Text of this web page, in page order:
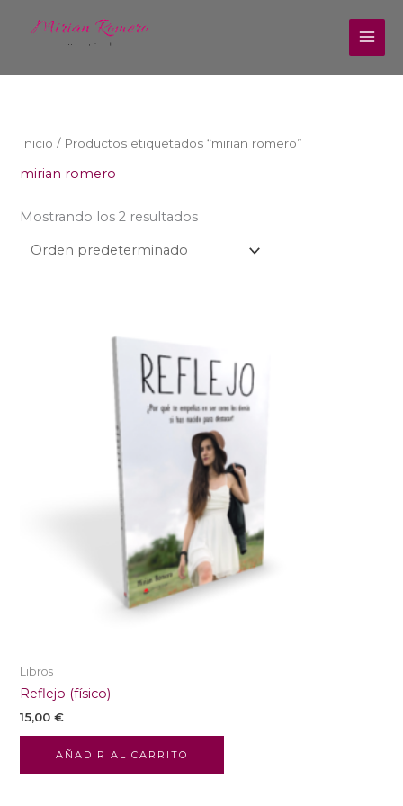
Inicio / Productos etiquetados “mirian romero”
mirian romero
Mostrando los 2 resultados
Libros
Reflejo (físico)
15,00€
AÑADIR AL CARRITO